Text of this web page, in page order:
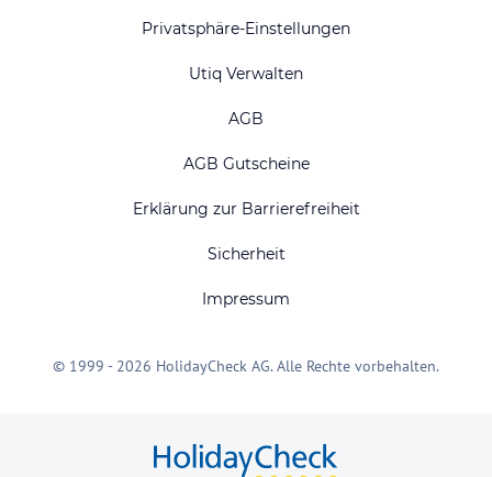
Privatsphäre-Einstellungen
Utiq Verwalten
AGB
AGB Gutscheine
Erklärung zur Barrierefreiheit
Sicherheit
Impressum
© 1999 - 2026 HolidayCheck AG. Alle Rechte vorbehalten.